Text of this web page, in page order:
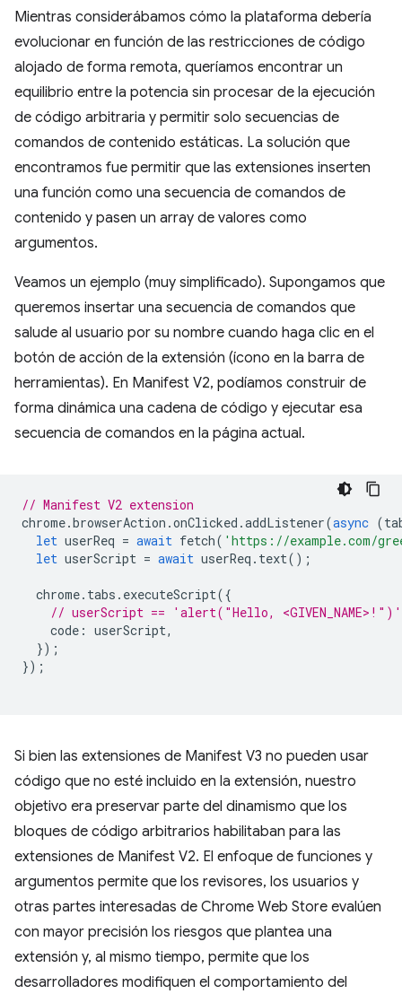
Mientras considerábamos cómo la plataforma debería
evolucionar en función de las restricciones de código
alojado de forma remota, queríamos encontrar un
equilibrio entre la potencia sin procesar de la ejecución
de código arbitraria y permitir solo secuencias de
comandos de contenido estáticas. La solución que
encontramos fue permitir que las extensiones inserten
una función como una secuencia de comandos de
contenido y pasen un array de valores como
argumentos.
Veamos un ejemplo (muy simplificado). Supongamos que
queremos insertar una secuencia de comandos que
salude al usuario por su nombre cuando haga clic en el
botón de acción de la extensión (ícono en la barra de
herramientas). En Manifest V2, podíamos construir de
forma dinámica una cadena de código y ejecutar esa
secuencia de comandos en la página actual.
// Manifest V2 extension
chrome.browserAction .onClicked .addListener(async (
let userReq = await fetch( 'https://example.com/
let userScript = await userReq . text();
chrome. tabs . executeScript({
// userScript == 'alert("Hello, <GIVEN_NAME>!")'
code : userScript,
});
});
Si bien las extensiones de Manifest V3 no pueden usar
código que no esté incluido en la extensión, nuestro
objetivo era preservar parte del dinamismo que los
bloques de código arbitrarios habilitaban para las
extensiones de Manifest V2. El enfoque de funciones y
argumentos permite que los revisores, los usuarios y
otras partes interesadas de Chrome Web Store evalúen
con mayor precisión los riesgos que plantea una
extensión y, al mismo tiempo, permite que los
desarrolladores modifiquen el comportamiento del